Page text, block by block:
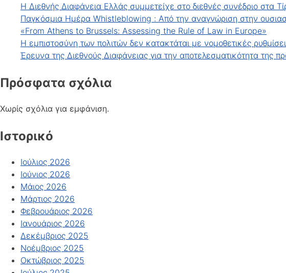
Η Διεθνής Διαφάνεια Ελλάς συμμετείχε στο διεθνές συνέδριο στα
Παγκόσμια Ημέρα Whistleblowing : Από την αναγνώριση στην
«From Athens to Brussels: Assessing the Rule of Law in Europe»
Η εμπιστοσύνη των πολιτών δεν κατακτάται με νομοθετικές
Έρευνα της Διεθνούς Διαφάνειας για την αποτελεσματικότητα
Πρόσφατα σχόλια
Χωρίς σχόλια για εμφάνιση.
Ιστορικό
Ιούλιος 2026
Ιούνιος 2026
Μάιος 2026
Μάρτιος 2026
Φεβρουάριος 2026
Ιανουάριος 2026
Δεκέμβριος 2025
Νοέμβριος 2025
Οκτώβριος 2025